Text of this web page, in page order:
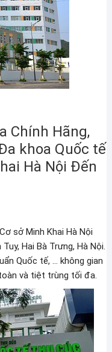
Chính Hãng,
khoa Quốc tế
Hà Nội Đến
sở Minh Khai Hà Nội
Hai Bà Trưng, Hà Nội.
Quốc tế, … không gian
và tiệt trùng tối đa.